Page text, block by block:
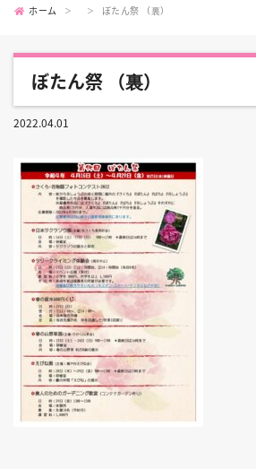
ホーム ぼたん祭 （裏）
ぼたん祭 （裏）
2022.04.01